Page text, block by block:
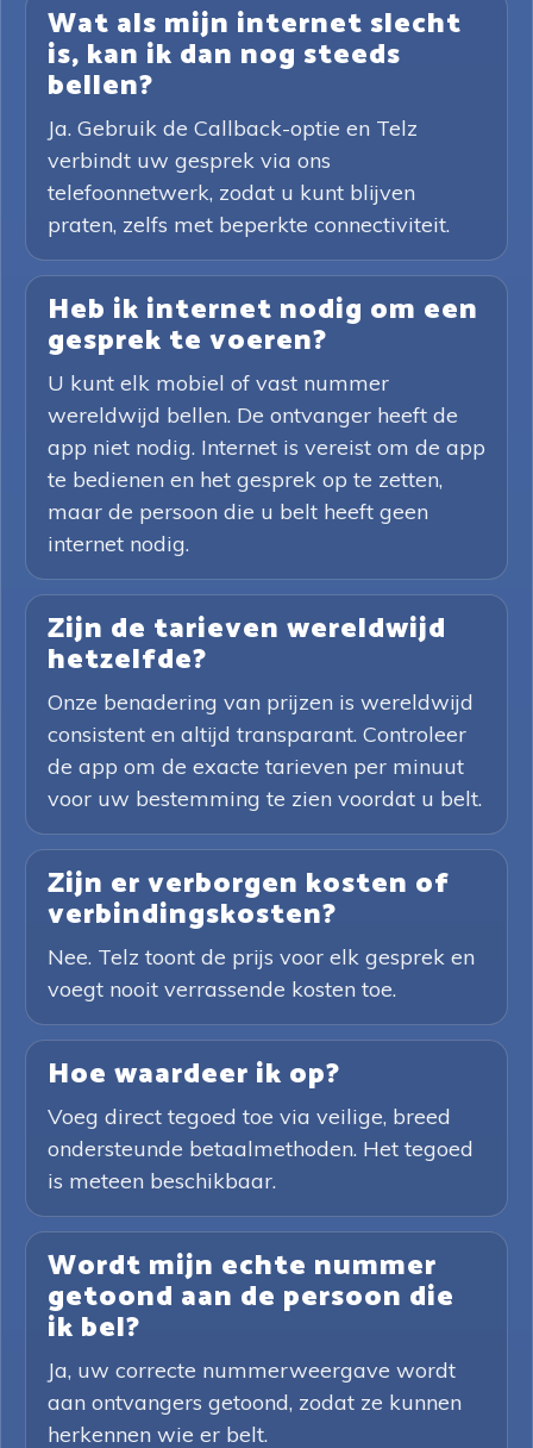
Wat als mijn internet slecht
is, kan ik dan nog steeds
bellen?
Ja. Gebruik de Callback-optie en Telz
verbindt uw gesprek via ons
telefoonnetwerk, zodat u kunt blijven
praten, zelfs met beperkte connectiviteit.
Heb ik internet nodig om een
gesprek te voeren?
U kunt elk mobiel of vast nummer
wereldwijd bellen. De ontvanger heeft de
app niet nodig. Internet is vereist om de app
te bedienen en het gesprek op te zetten,
maar de persoon die u belt heeft geen
internet nodig.
Zijn de tarieven wereldwijd
hetzelfde?
Onze benadering van prijzen is wereldwijd
consistent en altijd transparant. Controleer
de app om de exacte tarieven per minuut
voor uw bestemming te zien voordat u belt.
Zijn er verborgen kosten of
verbindingskosten?
Nee. Telz toont de prijs voor elk gesprek en
voegt nooit verrassende kosten toe.
Hoe waardeer ik op?
Voeg direct tegoed toe via veilige, breed
ondersteunde betaalmethoden. Het tegoed
is meteen beschikbaar.
Wordt mijn echte nummer
getoond aan de persoon die
ik bel?
Ja, uw correcte nummerweergave wordt
aan ontvangers getoond, zodat ze kunnen
herkennen wie er belt.